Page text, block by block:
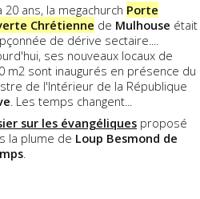
20 ans, la megachurch Porte
Chrétienne de Mulhouse était
de dérive sectaire....
ses nouveaux locaux de
m2 sont inaugurés en présence du
de l'Intérieur de la République
. Les temps changent...
sur les évangéliques proposé
la plume de Loup Besmond de